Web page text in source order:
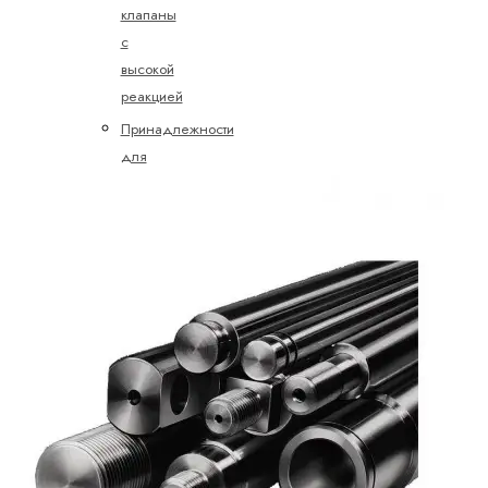
клапаны
с
высокой
реакцией
Принадлежности
для
Пропорциональные
регулирования
давления
Пропорциональные
клапаны
управления